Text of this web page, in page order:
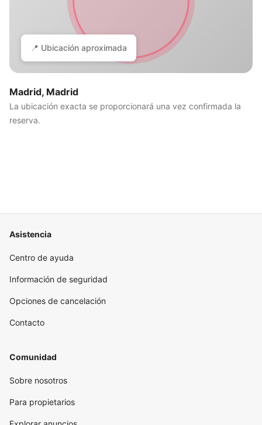
📍 Ubicación aproximada
Madrid, Madrid
La ubicación exacta se proporcionará una vez confirmada la
reserva.
Asistencia
Centro de ayuda
Información de seguridad
Opciones de cancelación
Contacto
Comunidad
Sobre nosotros
Para propietarios